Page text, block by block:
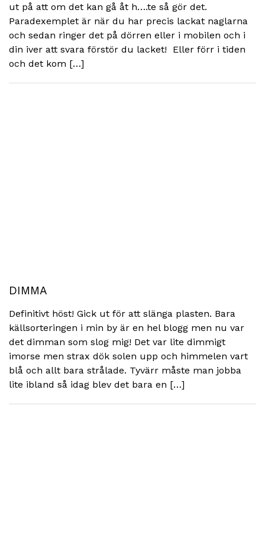
ut på att om det kan gå åt h….te så gör det.
Paradexemplet är när du har precis lackat naglarna
och sedan ringer det på dörren eller i mobilen och i
din iver att svara förstör du lacket! Eller förr i tiden
och det kom […]
DIMMA
Definitivt höst! Gick ut för att slänga plasten. Bara
källsorteringen i min by är en hel blogg men nu var
det dimman som slog mig! Det var lite dimmigt
imorse men strax dök solen upp och himmelen vart
blå och allt bara strålade. Tyvärr måste man jobba
lite ibland så idag blev det bara en […]